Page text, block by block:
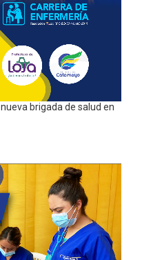
brigada de salud en